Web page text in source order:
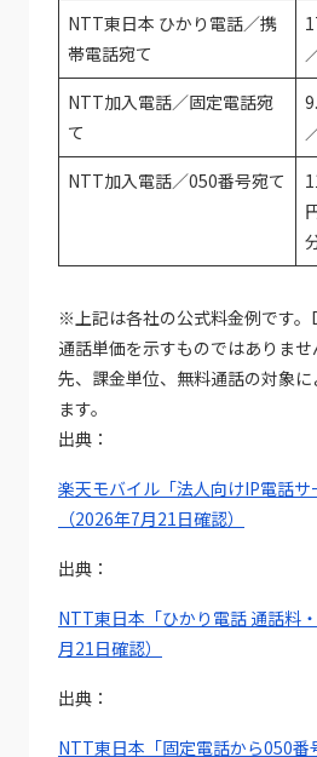
NTT東日本 ひかり電話／携
帯電話宛て
NTT加入電話／固定電話宛
て
NTT加入電話／050番号宛て
※上記は各社の公式料金例です
通話単価を示すものではありま
先、課金単位、無料通話の対象
ます。
出典：
楽天モバイル「法人向けIP電話サ
（2026年7月21日確認）
出典：
NTT東日本「ひかり電話 通話料
月21日確認）
出典：
NTT東日本「固定電話から050番